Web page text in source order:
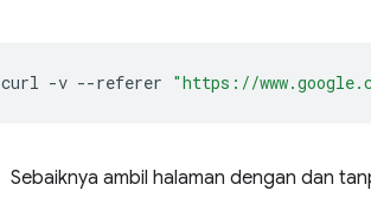
curl -v --referer "https://
Sebaiknya ambil halaman dengan dan